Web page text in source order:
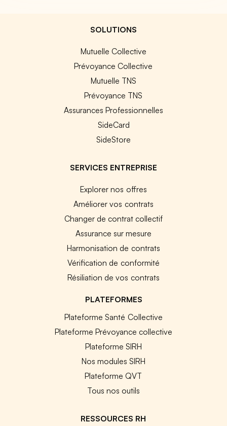
SOLUTIONS
Mutuelle Collective
Prévoyance Collective
Mutuelle TNS
Prévoyance TNS
Assurances Professionnelles
SideCard
SideStore
SERVICES ENTREPRISE
Explorer nos offres
Améliorer vos contrats
Changer de contrat collectif
Assurance sur mesure
Harmonisation de contrats
Vérification de conformité
Résiliation de vos contrats
PLATEFORMES
Plateforme Santé Collective
Plateforme Prévoyance collective
Plateforme SIRH
Nos modules SIRH
Plateforme QVT
Tous nos outils
RESSOURCES RH